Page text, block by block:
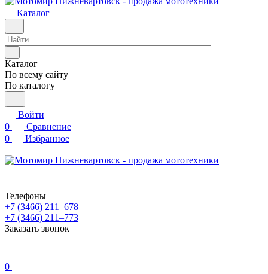
Каталог
Каталог
По всему сайту
По каталогу
Войти
0
Сравнение
0
Избранное
Телефоны
+7 (3466) 211‒678
+7 (3466) 211‒773
Заказать звонок
0